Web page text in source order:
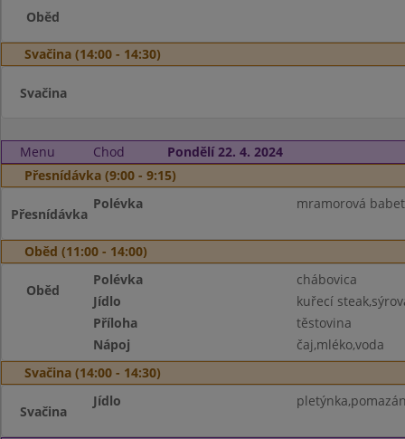
Oběd
Svačina (14:00 - 14:30)
Svačina
Menu Chod
Pondělí 22. 4. 2024
Přesnídávka (9:00 - 9:15)
Přesnídávka
Polévka mramorová
Oběd (11:00 - 14:00)
Oběd
Polévka
chábovica
Jídlo
kuřecí
Příloha
těstovina
Nápoj
čaj,mléko,voda
Svačina (14:00 - 14:30)
Svačina
Jídlo